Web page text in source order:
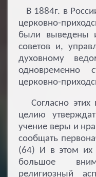
В 1884г. в
церковно-
были выведены
советов и,
духовному
одновременно
церковно-
Согласно этих
целию
учение веры и
сообщать
(64) И в этом их
большое
религиозный